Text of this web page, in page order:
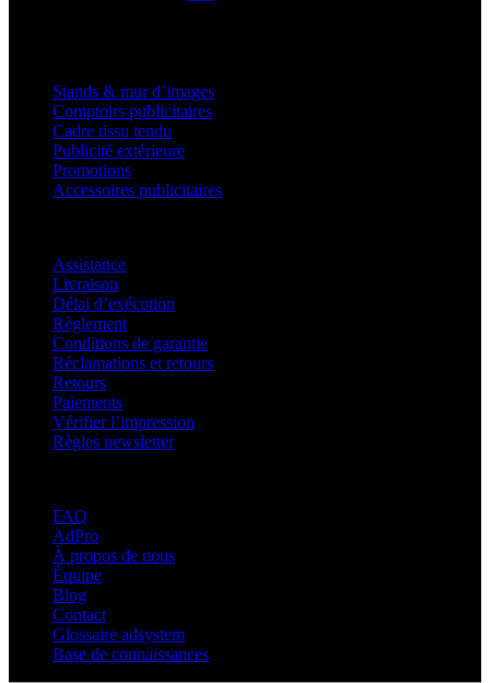
Stands & mur d’images
Comptoirs publicitaires
Cadre tissu tendu
Publicité extérieure
Promotions
Accessoires publicitaires
Assistance
Livraison
Délai d’exécution
Règlement
Conditions de garantie
Réclamations et retours
Retours
Paiements
Vérifier l’impression
Règles newsletter
FAQ
AdPro
À propos de nous
Équipe
Blog
Contact
Glossaire adsystem
Base de connaissances